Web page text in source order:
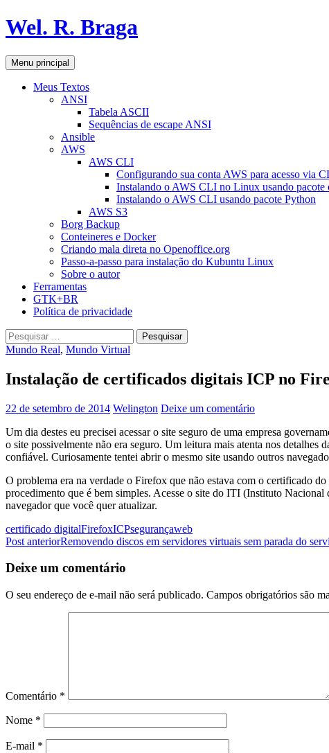
Pular
para
conteúdo
Wel. R. Braga
Pesquisar
Menu principal
Meus Textos
ANSI
Tabela ASCII
Sequências de escape ANSI
Ansible
AWS
AWS CLI
Configurando sua conta AWS para acesso via
Instalando o AWS CLI no Linux usando pacote
Instalando o AWS CLI usando pacote Python
AWS S3
Borg Backup
Conteineres e Docker
Criando mala direta no Openoffice.org
Passo-a-passo para instalação do Kubuntu Linux
Sobre o autor
Ferramentas
GTK+BR
Política de privacidade
Pesquisar
por:
Mundo Real, Mundo Virtual
Instalação de certificados digitais ICP no
22 de setembro de 2014 Welington Deixe um comentário
Um dia destes eu precisei acessar o site seguro de uma empresa
o site possivelmente não era seguro. Um leitura mais atenta nos
confiável. Curiosamente tentei abrir o mesmo site usando outros
O problema era na verdade o Firefox que não estava com o certificado
procedimento que é bem simples. Acesse o site do ITI (Instituto
navegador que você quer atualizar.
certificado digitalFirefoxICPsegurançaweb
Navegação
de
Post anteriorRemovendo discos em servidores virtuais sem parada do
Deixe um comentário
O seu endereço de e-mail não será publicado. Campos obrigatórios são
Comentário *
Nome *
E-mail *